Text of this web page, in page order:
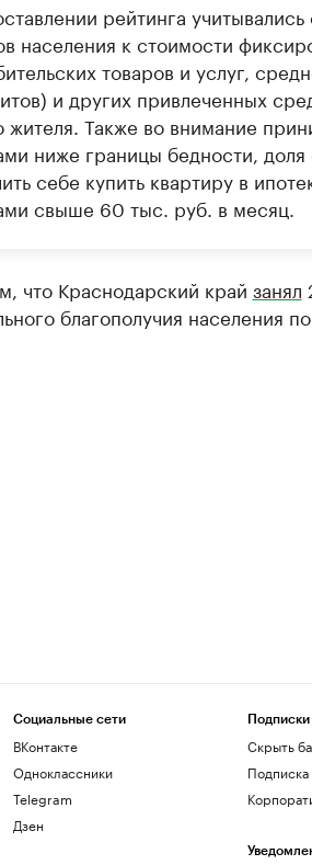
рейтинга
населения к стоимости
товаров и услуг,
и других привлеченных
жителя. Также во внимание
ниже границы бедности,
себе купить квартиру в
свыше 60 тыс. руб. в месяц.
что Краснодарский край занял
благополучия населения
Социальные сети
ВКонтакте
Одноклассники
Telegram
Дзен
Подписки
Скрыть